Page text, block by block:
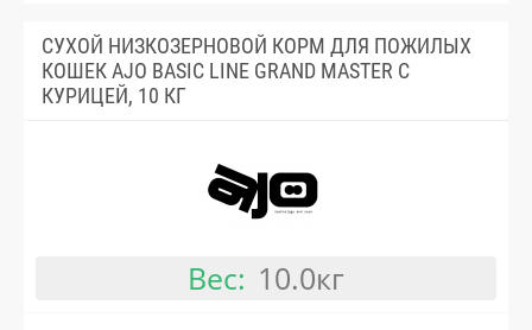
СУХОЙ НИЗКОЗЕРНОВОЙ КОРМ ДЛЯ ПОЖИЛЫХ
КОШЕК AJO BASIC LINE GRAND MASTER С
КУРИЦЕЙ, 10 КГ
Вес: 10.0кг